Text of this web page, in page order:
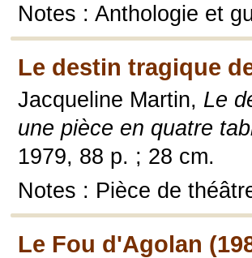
Notes : Anthologie et
Le destin tragique
Jacqueline Martin, Le
une pièce en quatre
1979, 88 p. ; 28 cm.
Notes : Pièce de
Le Fou d'Agolan